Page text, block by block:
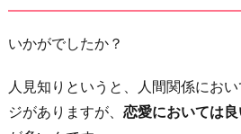
いかがでしたか？
人見知りというと、人間関係にお
ジがありますが、 恋愛においては